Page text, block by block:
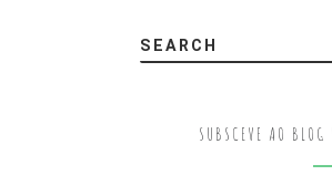
SEARCH
SUBSCEVE AO